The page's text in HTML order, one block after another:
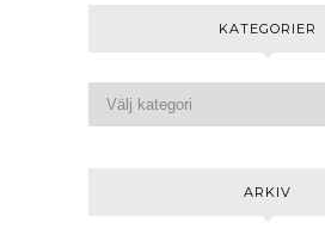
KATEGORIER
ARKIV